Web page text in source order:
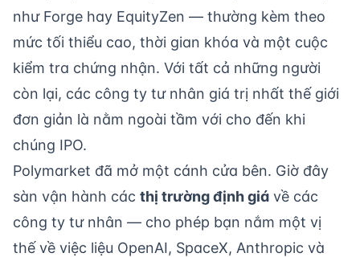
như Forge hay EquityZen — thường kèm theo
mức tối thiểu cao, thời gian khóa và một cuộc
kiểm tra chứng nhận. Với tất cả những người
còn lại, các công ty tư nhân giá trị nhất thế giới
đơn giản là nằm ngoài tầm với cho đến khi
chúng IPO.
Polymarket đã mở một cánh cửa bên. Giờ đây
sàn vận hành các thị trường định giá về các
công ty tư nhân — cho phép bạn nắm một vị
thế về việc liệu OpenAI, SpaceX, Anthropic và